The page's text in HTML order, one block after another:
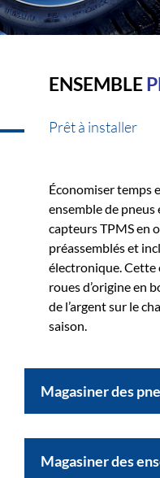
ENSEMBLE
Prêt à installer
Économiser temps
ensemble de
capteurs TPMS en
préassemblés et
électronique. Cette
roues d’origine en
de l’argent sur le
saison.
Magasiner des
Magasiner des